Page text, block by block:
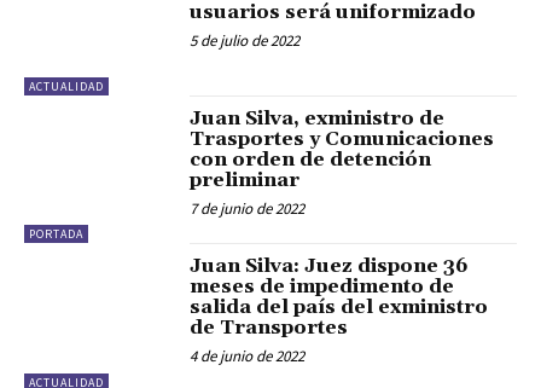
ACTUALIDAD
usuarios será uniformizado
5 de julio de 2022
PORTADA
Juan Silva, exministro de
Trasportes y Comunicaciones
con orden de detención
preliminar
7 de junio de 2022
ACTUALIDAD
Juan Silva: Juez dispone 36
meses de impedimento de
salida del país del exministro
de Transportes
4 de junio de 2022